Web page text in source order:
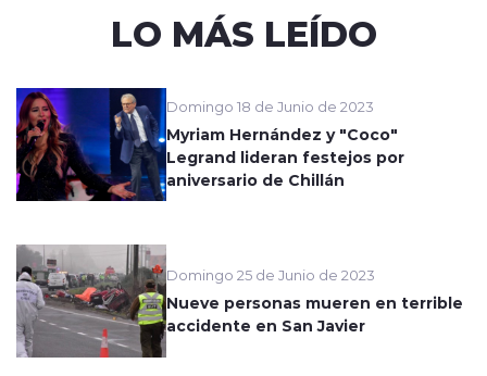
LO MÁS LEÍDO
Domingo 18 de Junio de 2023
Myriam Hernández y "Coco"
Legrand lideran festejos por
aniversario de Chillán
Domingo 25 de Junio de 2023
Nueve personas mueren en terrible
accidente en San Javier